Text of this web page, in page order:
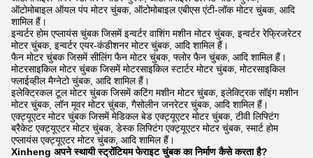
ऑटोमोबाइल ऑयल पंप मोटर चुंबक, ऑटोमोबाइल एबीएस एंटी-लॉक मोटर चुंबक, आदि
शामिल हैं।
इन्वर्टर होम एप्लायंस चुंबक जिसमें इन्वर्टर वाशिंग मशीन मोटर चुंबक, इन्वर्टर रेफ्रिजरेटर
मोटर चुंबक, इन्वर्टर एयर-कंडीशनर मोटर चुंबक, आदि शामिल हैं।
फैन मोटर चुंबक जिसमें सीलिंग फैन मोटर चुंबक, फ्लोर फैन चुंबक, आदि शामिल हैं।
मोटरसाइकिल मोटर चुंबक जिसमें मोटरसाइकिल स्टार्टर मोटर चुंबक, मोटरसाइकिल
फ्लाईव्हील मैग्नेटो चुंबक, आदि शामिल हैं।
इलेक्ट्रिकल टूल मोटर चुंबक जिसमें कटिंग मशीन मोटर चुंबक, इलेक्ट्रिक सॉइंग मशीन
मोटर चुंबक, लॉन मूवर मोटर चुंबक, गैसोलीन जनरेटर चुंबक, आदि शामिल हैं।
एक्ट्यूएटर मोटर चुंबक जिसमें मेडिकल बेड एक्ट्यूएटर मोटर चुंबक, टीवी लिफ्टिंग
ब्रैकेट एक्ट्यूएटर मोटर चुंबक, डेस्क लिफ्टिंग एक्ट्यूएटर मोटर चुंबक, स्मार्ट होम
एप्लायंस एक्ट्यूएटर मोटर चुंबक, आदि शामिल हैं।
Xinheng अपने स्थायी स्ट्रोंटियम फेराइट चुंबक का निर्माण कैसे करता है?